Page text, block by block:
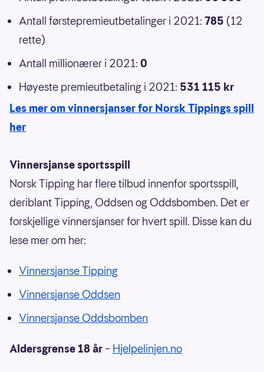
Antall førstepremieutbetalinger i 2021: 785 (12
rette)
Antall millionærer i 2021: 0
Høyeste premieutbetaling i 2021: 531 115 kr
Les mer om vinnersjanser for Norsk Tippings spill
her
Vinnersjanse sportsspill
Norsk Tipping har flere tilbud innenfor sportsspill,
deriblant Tipping, Oddsen og Oddsbomben. Det er
forskjellige vinnersjanser for hvert spill. Disse kan du
lese mer om her:
Vinnersjanse Tipping
Vinnersjanse Oddsen
Vinnersjanse Oddsbomben
Aldersgrense 18 år – Hjelpelinjen.no